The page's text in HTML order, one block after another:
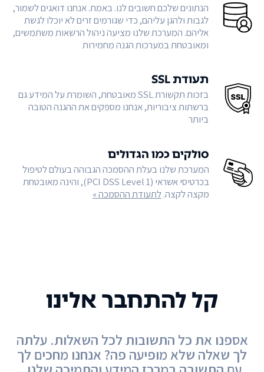
הנתונים שלכם חשובים לנו. באמת. אנחנו דואגים לשמור,
לגבות ולהגן עליהם, כדי שגורמים זרים לא יוכלו לגשת
אליהם. המערכת שלנו מציעה ניהול הרשאות משתמשים,
ומאובטחת במערכות הגנה מחמירות
תעודת SSL
בזכות תקשורת SSL מאובטחת, השומרת על המידע גם
ברשתות ציבוריות, אנחנו מספקים את ההגנה הטובה
ביותר
סולקים כמו הגדולים
המערכת שלנו בעלת ההסמכה הגבוהה בעולם לטיפול
בכרטיסי אשראי (PCI DSS Level 1), והינה מאובטחת
מקצה לקצה.לתעודת ההסמכה »
קל להתחבר אלינו
אספנו את כל התשובות לכל השאלות. עלתה
לך שאלה שלא מופיעה פה? אנחנו מחכים לך